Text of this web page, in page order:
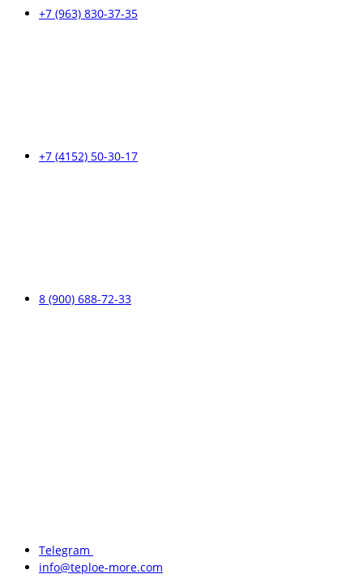
+7 (963) 830-37-35
+7 (4152) 50-30-17
8 (900) 688-72-33
Telegram
info@teploe-more.com